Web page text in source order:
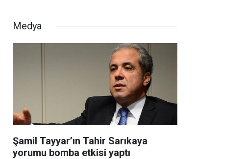
Medya
Şamil Tayyar’ın Tahir Sarıkaya
yorumu bomba etkisi yaptı